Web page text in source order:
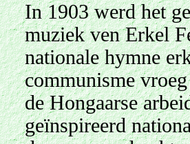
In 1903 werd het
muziek ven Erkel
nationale hymne
communisme
de Hongaarse
geïnspireerd